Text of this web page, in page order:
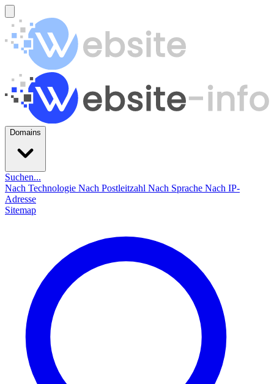
Domains
Suchen...
Nach Technologie Nach Postleitzahl Nach Sprache Nach IP-
Adresse
Sitemap